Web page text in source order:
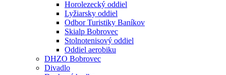
Horolezecký oddiel
Lyžiarsky oddiel
Odbor Turistiky Baníkov
Skialp Bobrovec
Stolnotenisový oddiel
Oddiel aerobiku
DHZO Bobrovec
Divadlo